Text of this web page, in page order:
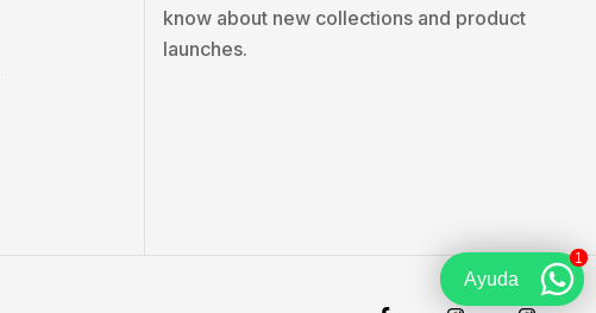
know about new collections and product
launches.
Ayuda
1